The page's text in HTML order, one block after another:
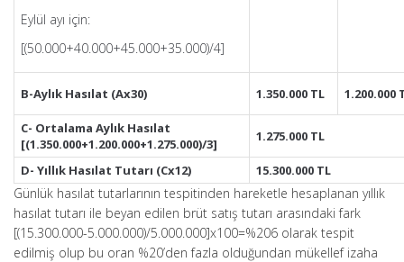
Eylül ayı için:
[(50.000+40.000+45.000+35.000)/4]
B-Aylık Hasılat (Ax30) 1.350.000 TL 1.200.000
C- Ortalama Aylık Hasılat
[(1.350.000+1.200.000+1.275.000)/3]
1.275.000 TL
D- Yıllık Hasılat Tutarı (Cx12) 15.300.000 TL
Günlük hasılat tutarlarının tespitinden hareketle hesaplanan yıllık
hasılat tutarı ile beyan edilen brüt satış tutarı arasındaki fark
[(15.300.000-5.000.000)/5.000.000]x100=%206 olarak tespit
edilmiş olup bu oran %20’den fazla olduğundan mükellef izaha